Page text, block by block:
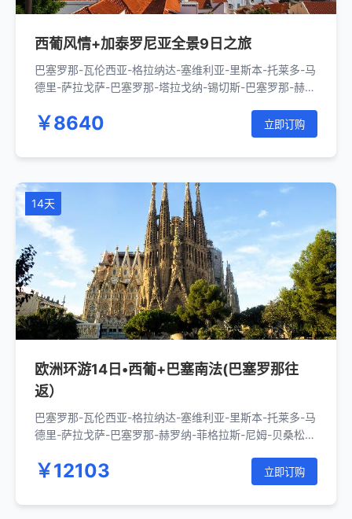
西葡风情+加泰罗尼亚全景9日之旅
巴塞罗那-瓦伦西亚-格拉纳达-塞维利亚-里斯本-托莱多-马
德里-萨拉戈萨-巴塞罗那-塔拉戈纳-锡切斯-巴塞罗那-赫罗
￥8640 立即订购
14天
欧洲环游14日•西葡+巴塞南法(巴塞罗那往
返）
巴塞罗那-瓦伦西亚-格拉纳达-塞维利亚-里斯本-托莱多-马
德里-萨拉戈萨-巴塞罗那-赫罗纳-菲格拉斯-尼姆-贝桑松-
朗斯-阿维尼翁-巴塞罗那
￥12103 立即订购